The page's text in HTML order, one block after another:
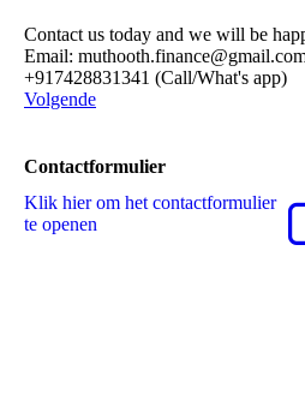
Contact us today and we will be
Email:
+917428831341 (Call/What's app)
Volgende
Contactformulier
Klik hier om het contactformulier
te openen